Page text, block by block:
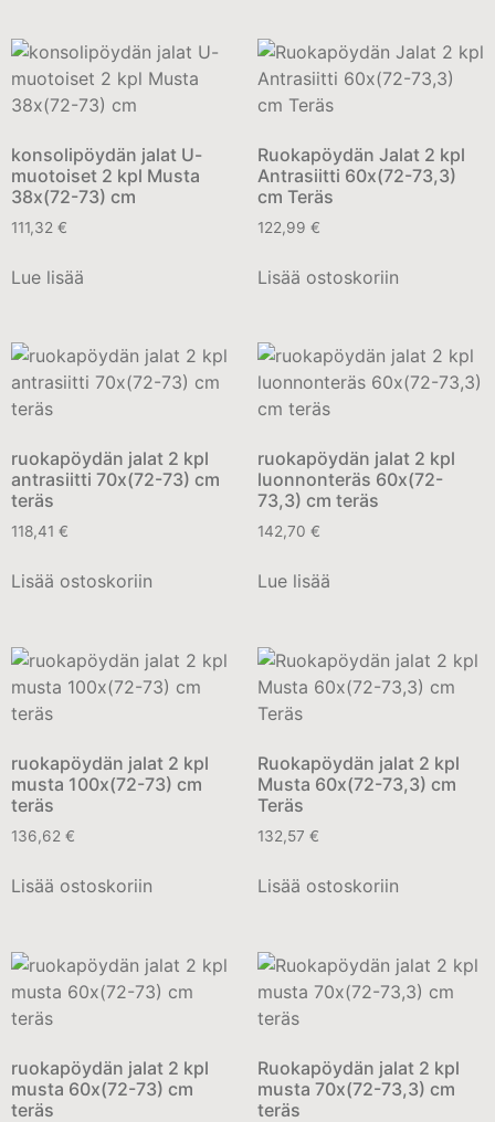
konsolipöydän jalat U-
muotoiset 2 kpl Musta
38x(72-73) cm
111,32 €
Lue lisää
Ruokapöydän Jalat 2 kpl
Antrasiitti 60x(72-73,3)
cm Teräs
122,99 €
Lisää ostoskoriin
ruokapöydän jalat 2 kpl
antrasiitti 70x(72-73) cm
teräs
118,41 €
Lisää ostoskoriin
ruokapöydän jalat 2 kpl
luonnonteräs 60x(72-
73,3) cm teräs
142,70 €
Lue lisää
ruokapöydän jalat 2 kpl
musta 100x(72-73) cm
teräs
136,62 €
Lisää ostoskoriin
Ruokapöydän jalat 2 kpl
Musta 60x(72-73,3) cm
Teräs
132,57 €
Lisää ostoskoriin
ruokapöydän jalat 2 kpl
musta 60x(72-73) cm
teräs
Ruokapöydän jalat 2 kpl
musta 70x(72-73,3) cm
teräs